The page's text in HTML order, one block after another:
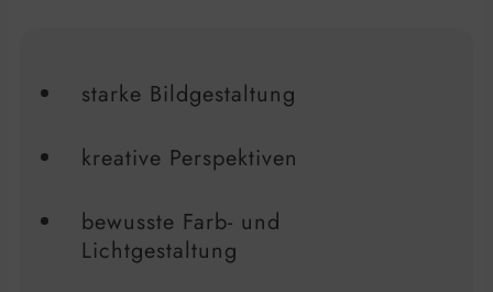
starke Bildgestaltung
kreative Perspektiven
bewusste Farb- und
Lichtgestaltung